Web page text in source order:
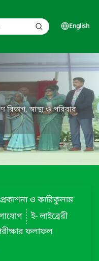
English
বিভাগ, স্বাস্থ্য ও পরিবার
ও কারিকুলাম
ই- লাইব্রেরী
ফলাফল